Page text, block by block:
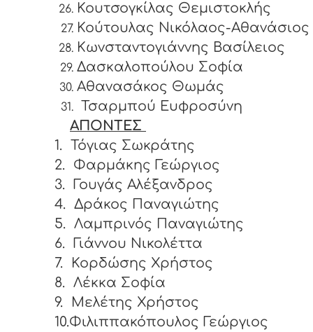
Κουτσογκίλας Θεμιστοκλής
Κούτουλας Νικόλαος-Αθανάσιος
Κωνσταντογιάννης Βασίλειος
Δασκαλοπούλου Σοφία
Αθανασάκος Θωμάς
Τσαρμπού Ευφροσύνη
ΑΠΟΝΤΕΣ
1.
Τόγιας Σωκράτης
2.
Φαρμάκης Γεώργιος
3.
Γουγάς Αλέξανδρος
4.
Δράκος Παναγιώτης
5.
Λαμπρινός Παναγιώτης
6.
Γιάννου Νικολέττα
7.
Κορδώσης Χρήστος
8.
Λέκκα Σοφία
9.
Μελέτης Χρήστος
10.Φιλιππακόπουλος Γεώργιος